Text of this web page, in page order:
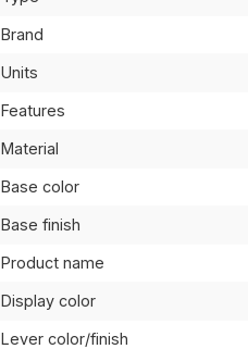
Brand
Units
Features
Material
Base color
Base finish
Product name
Display color
Lever color/finish